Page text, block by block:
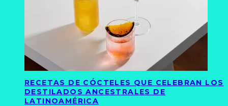
RECETAS DE CÓCTELES QUE CELEBRAN LOS
DESTILADOS ANCESTRALES DE
LATINOAMÉRICA